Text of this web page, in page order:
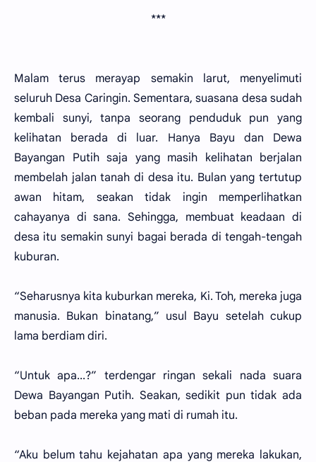
***
Malam terus merayap semakin larut, menyelimuti
seluruh Desa Caringin. Sementara, suasana desa sudah
kembali sunyi, tanpa seorang penduduk pun yang
kelihatan berada di luar. Hanya Bayu dan Dewa
Bayangan Putih saja yang masih kelihatan berjalan
membelah jalan tanah di desa itu. Bulan yang tertutup
awan hitam, seakan tidak ingin memperlihatkan
cahayanya di sana. Sehingga, membuat keadaan di
desa itu semakin sunyi bagai berada di tengah-tengah
kuburan.
“Seharusnya kita kuburkan mereka, Ki. Toh, mereka juga
manusia. Bukan binatang,” usul Bayu setelah cukup
lama berdiam diri.
“Untuk apa...?” terdengar ringan sekali nada suara
Dewa Bayangan Putih. Seakan, sedikit pun tidak ada
beban pada mereka yang mati di rumah itu.
“Aku belum tahu kejahatan apa yang mereka lakukan,